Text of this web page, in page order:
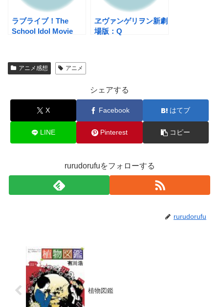
ラブライブ！The
School Idol Movie
ヱヴァンゲリヲン新劇
場版：Q
アニメ感想 アニメ
シェアする
X Facebook はてブ
LINE Pinterest コピー
rurudorufuをフォローする
rurudorufu
植物図鑑